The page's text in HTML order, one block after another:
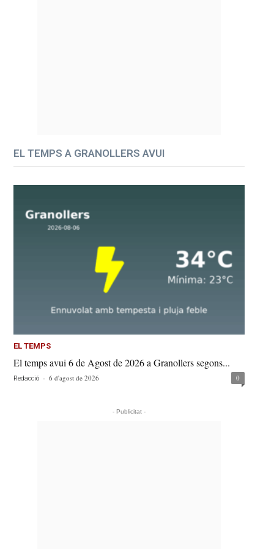
EL TEMPS A GRANOLLERS AVUI
EL TEMPS
El temps avui 6 de Agost de 2026 a Granollers segons...
Redacció - 6 d'agost de 2026 0
- Publicitat -